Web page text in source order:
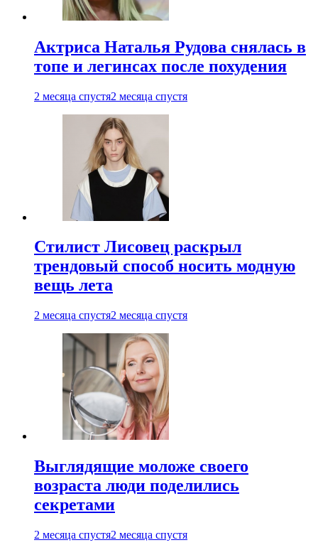
Актриса Наталья Рудова снялась в
топе и легинсах после похудения
2 месяца спустя2 месяца спустя
Стилист Лисовец раскрыл
трендовый способ носить модную
вещь лета
2 месяца спустя2 месяца спустя
Выглядящие моложе своего
возраста люди поделились
секретами
2 месяца спустя2 месяца спустя